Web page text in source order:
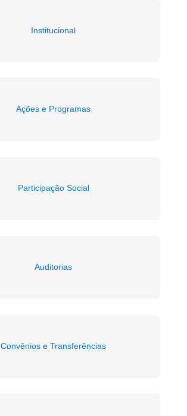
Institucional
Ações e Programas
Participação Social
Auditorias
Convênios e Transferências